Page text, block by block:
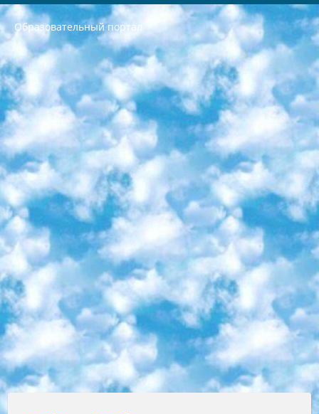
Образовательный портал
РЕСПУБЛИКА УЗБЕКИСТАН МИНИСТРЕРСТВО ДОШКОЛЬНОГО И ШКОЛЬНОГО ОБРАЗОВАНИЯ КОМАНДА в общеобразовательных учреждениях в 2023-2024 учебном году организация и проведение итоговой государственной аттестации обучающихся о Министра дошкольного и школьного образования Республики Узбекистан от 4 марта 2008 года (постановлением Минюста от 20 марта 2008 года № 1778 государственной регистрации) «Итоговое состояние учащихся общего среднего образования на основании положения об утверждении положения об аттестации общего среднего образования выпускной экзамен студентов в образовательных учреждениях в 2023-2024 учебном году В целях организации и прохождения аттестации приказываю: 1. Следующее: перечень предметов, по которым будет проводиться итоговая государственная аттестация и экзамен формы перевода согласно приложению 1; сертификаты международного образца, оценивающие уровень владения иностранными языками перечень согласно приложению 2; 2. Педагогический при специализированных образовательных учреждениях. научно-практический центр квалификации и международной оценки (Д.Давидова) 2024 г. До 25 марта: задания по предметам, по которым будет проводиться итоговая аттестация разработка и утверждение технических условий; итоговая аттестация на основании разработанного предметного задания разработка вопросов по предметам (устно и письменно), экзамен передача; общеобразовательные средние школы и специальные учебные заведения учащиеся выпускных классов школ и интернатов в агентской системе подготовка базы данных экзаменационных материалов и критериев оценки; перевод базы экзаменационных материалов на все языки обучения подать в Республиканский образовательный центр для изготовления; варианты экзаменов на основе разработанных контрольных материалов пусть будут поставлены задачи формирования. 3. Республиканский образовательный центр (Ш.Худайкулов) до 5 апреля 2024 года. до: база данных предоставленных экзаменационных материалов на все языки обучения перевод и экспертиза; для слепых, слабовидящих, глухих, слабослышащих и умственно отсталых детей учащиеся выпускных классов специализированных школ и школ-интернатов база данных экзаменационных материалов на всех преподаваемых языках подготовка критериев оценки; специализированные школы для умственно отсталых детей и технологии для учащихся выпускных классов школ-интернатов разработка соответствующих рекомендаций и критериев проведения ЕГЭ по естествознанию давать задания. 4. Педагогический при специализированных образовательных учреждениях. Научно-практический центр навыков и международной оценки (Д.Давидова), Республика образовательный центр (Худайкулов Ш.) итоговый государственный аттестационный экзамен ориентирован на творческое и логическое мышление при подготовке базы материалов учитывать введение заданий. 5. Следует отметить, что: сертификат государственного образца о знании общеобразовательного предмета и как минимум национальный уровень B1 по предметам на иностранных языках, указанным в Приложении 2. или международно признанный сертификат эквивалентного уровня студенты, изучающие определенный предмет, освобождаются от экзамена; по соответствующим предметам запланирована итоговая государственная аттестация за день до дня, путем жеребьевки Рабочей группой (в письменной форме по предметам, проводимым в форме) из числа сформированных вариантов выбрано 2 варианта; 2 выбранных варианта экзамена анонсированы на официальном сайте министерства и все выпускники по всей стране на основе этих вариантов проводит итоговую государственную аттестацию. 6. Государственное образование учащихся средних общеобразовательных учреждений. знания в соответствии с квалификационными требованиями, которые необходимо приобрести на основании стандартов итоговый (выпускной) контроль для 9 и 11 классов в целях тестирования Экзамены (далее – экзамены) состоят из предметов, перечисленных в приложении 1. будет сделано. 7. Экзамены пройдут с 26 мая по 15 июня 2024 г. (кроме науки физического воспитания). 8. Физическая для учащихся 9 классов общесредних образовательных учреждений. Экзамены по предмету «Образование, квалификация медицина» 1-6 мая 2024 года. сотрудники перевести под присмотр (с отклонениями в физическом или умственном развитии) специализированная школа для детей, школы-интернаты и со сколиозом школы-интернаты санаторного типа для больных детей исключены). 9. Он был слепым, слабовидящим и имел нарушения опорно-двигательного аппарата. экзамены в специализированных школах и интернатах для детей должны проводиться исходя из требований, предъявляемых к общеобразовательным учреждениям (физкультура кроме науки). 10. Специализированная школа для глухих и слабослышащих детей. и экзамены в интернатах и быть реализован в виде письменного теста по математике. 11. Специальность для умственно отсталых детей. Для 9 класса Родной язык и литературное письмо Государственный язык (язык обучения – узбекский). для неклассов) написано Математическое письмо Письменная/устная история Узбекистана Физическое воспитание практично Итоговый контроль Для 11 класса Написание родного языка и литературы (эссе) Математическое письмо Узбекский язык (обучение на узбекском языке) не посещающее общее среднее образование для учреждений)/Образовательное учреждение выбор письменный и устный Иностранный язык письменный/устный Письменная/устная история Узбекистана *По выбору студента:  Химия  Физика  Основы государственного права  География 10 бесплатных образовательных ресурсов - Мы составили подборку онлайн-проектов с интерактивными упражнениями, видеолекциями и статьями. Они помогут вам обрести новые и освежить старые знания бесплатно. 1. «ИНТУИТ» Старейшая образовательная площадка Рунета. Здесь вы найдёте сотни текстовых и видеокурсов на десятки различных тем — от программирования до психологии. Многие курсы подготовлены российскими университетами и крупными международными компаниями вроде Intel и Microsoft. Самостоятельное обучение бесплатное, но желающие могут оплатить услуги персональных наставников. 2. «Смартия» знакомит с актуальными профессиями и подсказывает, как им обучаться. Выбрав заинтересовавшую вас специальность — SMM-специалист, фотограф, веб-дизайнер или другую, — увидите список необходимых для неё умений. Чтобы вы могли освоить их самостоятельно, для каждого умения площадка отображает подборку ссылок на учебные материалы. Хотя «Смартия» ориентируется на русскоязычную аудиторию, часть контента всё же доступна только на английском. 3. «Лекторий Физтеха» Проект Московского физико-технического института (Физтеха). С его помощью вы можете смотреть онлайн серии лекций, записанные на видео в этом вузе. В числе доступных предметов — физика, биология, химия, информационные технологии и другие. К некоторым лекциям администрация ресурса прилагает готовые конспекты, которые можно скачивать в PDF-формате. 4. ITMOcourses Онлайн-площадка Санкт-Петербургского национального исследовательского университета информационных технологий, механики и оптики (ИТМО). Ресурс предоставляет свободный доступ к курсам, разработанным в этом вузе. Каталог материалов разбит на четыре категории: «Оптические системы и технологии», «Приборостроение и робототехника», «Информационные технологии» и «Биотехнологии». Курсы состоят из видеолекций, интерактивных демонстраций и заданий. 5. «КиберЛенинка» Электронная научная библиотека открытого доступа. Каталог площадки регулярно обрастает текстами статей из различных научных изданий. Сгруппированные по журналам и рубрикам публикации можно читать онлайн или скачивать целиком в PDF-формате. Проект нацелен на популяризацию науки за счёт открытого доступа к качественной информации. 6. «ПостНаука» На этом ресурсе публикуют подборки видеолекций, составленные экспертами из разных отраслей и объединённые общими темами. Среди них, к примеру, есть серии «Биоинформатика и геномика», «Культура средневековой Скандинавии» и Cinema Studies о теории кино. Каждая подборка лекций — логически связанная история, рассказанная экспертом от первого лица. Кроме того, на сайте появляются научно-образовательные статьи и тесты на разные темы. 7. «Newочём» Команда проекта «Newочём» отбирает самые интересные тексты из англоязычных СМИ и переводит те из них, за которые голосуют участники сообщества «ВКонтакте». По большей части это научно-популярные статьи. Редакторы придумывают лишь заголовки, в остальном содержание переводов соответствует оригиналам. Полные тексты можно читать прямо в социальной сети. 8. InternetUrok Онлайн-база материалов по основным дисциплинам школьной программы. Информация на сайте структурирована по классам, предметам и темам (урокам). Каждый урок состоит из видеолекций и конспектов. Есть также интерактивные тренажёры и тесты для закрепления пройденного материала. Даже если вы давно окончили школу, возможность повторить программу старших классов всегда может пригодиться. 9. Edutainme Ещё один ресурс об образовании. В отличие от Newtonew, как мне кажется, Edutainme больше ориентируется на представителей индустрии: педагогов, предпринимателей, разработчиков образовательных проектов. Но и любой, кто просто стремится к саморазвитию, найдёт на сайте много полезного и интересного для себя. Например, информацию о новых курсах и образовательных сервисах. 10. Newtonew Онлайн-медиа об образовании и обучении в широком смысле. Авторы Newtonew пишут об инструментах, заведениях, тактиках и стратегиях, которые помогают учить других и получать новые знания самостоятельно. На этой площадке вы найдёте новости, обзоры, аналитические мат